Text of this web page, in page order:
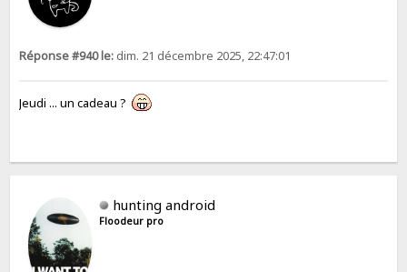
Réponse #940 le: dim. 21 décembre 2025, 22:47:01
Jeudi ... un cadeau ?
hunting android
Floodeur pro